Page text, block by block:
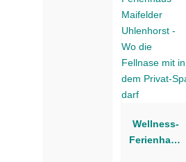
Wellness-
Ferienhaus